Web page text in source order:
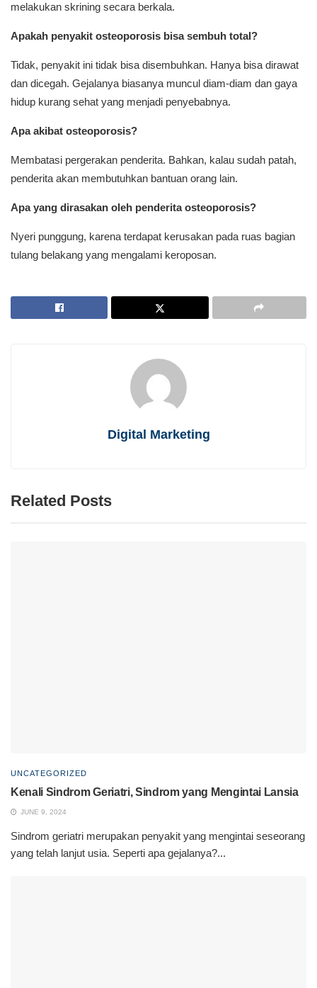
melakukan skrining secara berkala.
Apakah penyakit osteoporosis bisa sembuh total?
Tidak, penyakit ini tidak bisa disembuhkan. Hanya bisa dirawat
dan dicegah. Gejalanya biasanya muncul diam-diam dan gaya
hidup kurang sehat yang menjadi penyebabnya.
Apa akibat osteoporosis?
Membatasi pergerakan penderita. Bahkan, kalau sudah patah,
penderita akan membutuhkan bantuan orang lain.
Apa yang dirasakan oleh penderita osteoporosis?
Nyeri punggung, karena terdapat kerusakan pada ruas bagian
tulang belakang yang mengalami keroposan.
Digital Marketing
Related Posts
UNCATEGORIZED
Kenali Sindrom Geriatri, Sindrom yang Mengintai Lansia
JUNE 9, 2024
Sindrom geriatri merupakan penyakit yang mengintai seseorang
yang telah lanjut usia. Seperti apa gejalanya?...